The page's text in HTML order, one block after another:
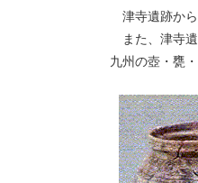
津寺遺跡から
また、津寺遺
九州の壺・甕